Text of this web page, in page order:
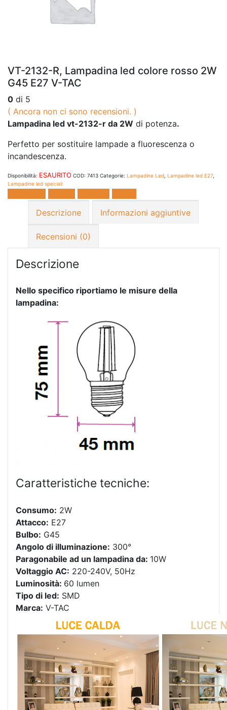
VT-2132-R, Lampadina led colore rosso 2W
G45 E27 V-TAC
0 di 5
( Ancora non ci sono recensioni. )
Lampadina led vt-2132-r da 2W di potenza.
Perfetto per sostituire lampade a fluorescenza o
incandescenza.
Disponibilità: ESAURITO COD: 7413 Categorie: Lampadine Led Lampadine led E27
Lampadine led speciali
Descrizione
Informazioni aggiuntive
Recensioni (0)
Descrizione
Nello specifico riportiamo le misure della
lampadina:
Caratteristiche tecniche:
Consumo: 2W
Attacco: E27
Bulbo: G45
Angolo di illuminazione: 300°
Paragonabile ad un lampadina da: 10W
Voltaggio AC: 220-240V, 50Hz
Luminosità: 60 lumen
Tipo di led: SMD
Marca: V-TAC